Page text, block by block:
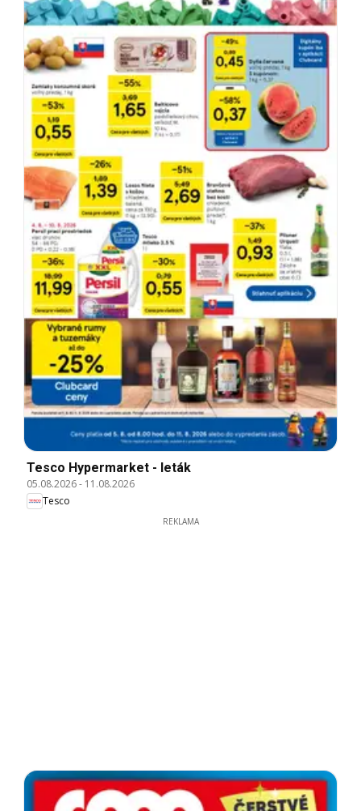
Tesco Hypermarket - leták
05.08.2026- 11.08.2026
Tesco
REKLAMA